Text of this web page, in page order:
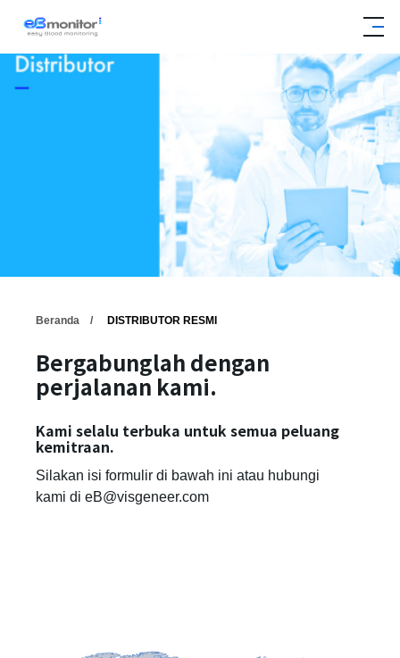
Beranda DISTRIBUTOR RESMI
Bergabunglah dengan
perjalanan kami.
Kami selalu terbuka untuk semua peluang
kemitraan.
Silakan isi formulir di bawah ini atau hubungi
kami di eB@visgeneer.com